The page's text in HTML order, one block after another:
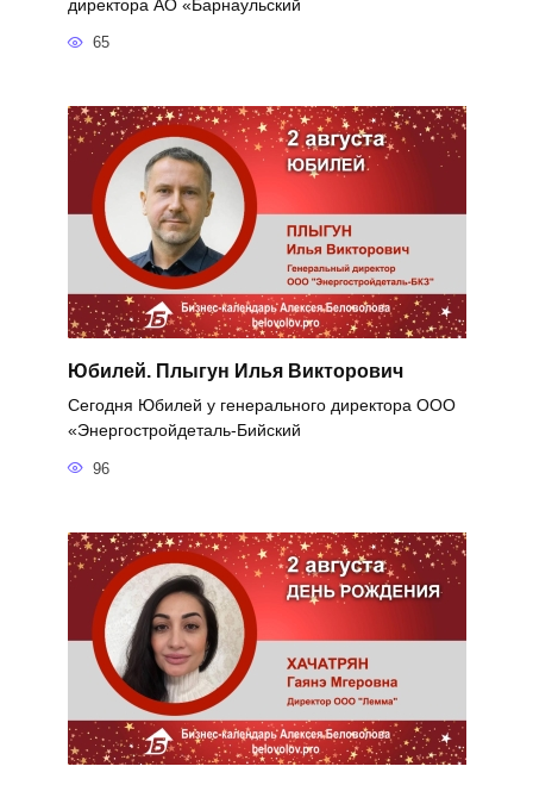
директора АО «Барнаульский
65
Юбилей. Плыгун Илья Викторович
Сегодня Юбилей у генерального директора ООО
«Энергостройдеталь-Бийский
96